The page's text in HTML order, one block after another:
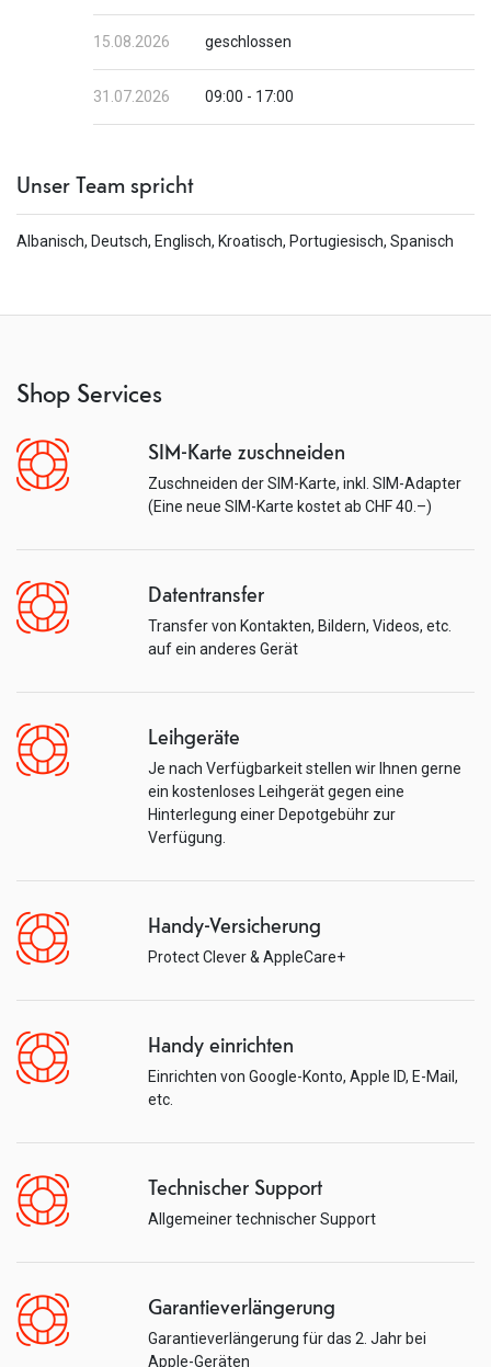
15.08.2026 geschlossen
31.07.2026 09:00 - 17:00
Unser Team spricht
Albanisch, Deutsch, Englisch, Kroatisch, Portugiesisch, Spanisch
Shop Services
SIM-Karte zuschneiden
Zuschneiden der SIM-Karte, inkl. SIM-Adapter
(Eine neue SIM-Karte kostet ab CHF 40.–)
Datentransfer
Transfer von Kontakten, Bildern, Videos, etc.
auf ein anderes Gerät
Leihgeräte
Je nach Verfügbarkeit stellen wir Ihnen gerne
ein kostenloses Leihgerät gegen eine
Hinterlegung einer Depotgebühr zur
Verfügung.
Handy-Versicherung
Protect Clever & AppleCare+
Handy einrichten
Einrichten von Google-Konto, Apple ID, E-Mail,
etc.
Technischer Support
Allgemeiner technischer Support
Garantieverlängerung
Garantieverlängerung für das 2. Jahr bei
Apple-Geräten